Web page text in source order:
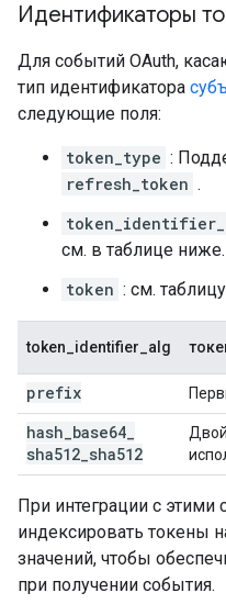
Идентификаторы
Для событий OAuth,
тип идентификатора
следующие поля:
token_type :
refresh_token .
см. в таблице ниже.
token : см.
token_identifier_alg
prefix
hash base64
sha512 sha512
При интеграции с
индексировать токены
значений, чтобы
при получении события.